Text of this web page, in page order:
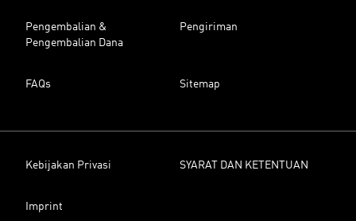
Pengembalian &
Pengembalian Dana
Pengiriman
FAQs Sitemap
Kebijakan Privasi SYARAT DAN KETENTUAN
Imprint